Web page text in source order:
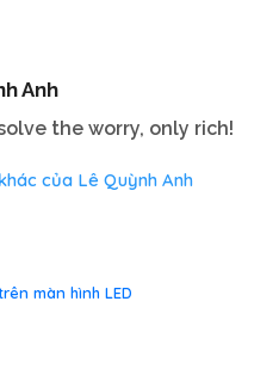
Anh
the worry, only rich!
của Lê Quỳnh Anh